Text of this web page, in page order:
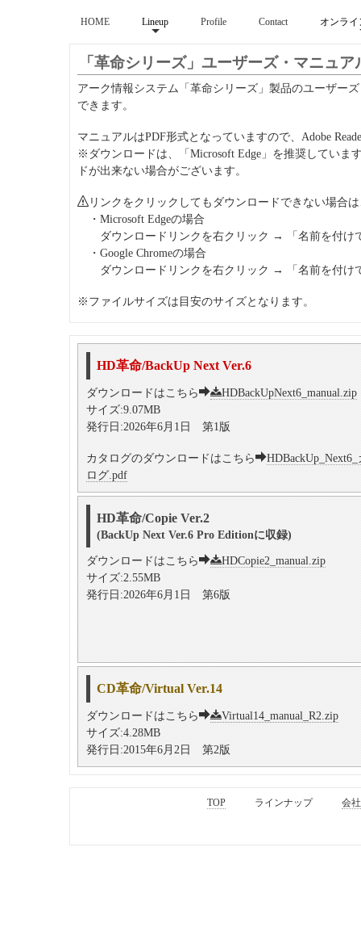
HOME Lineup Profile Contact オンラ
「革命シリーズ」ユーザーズ・マニュ
アーク情報システム「革命シリーズ」製品のユーザー
できます。
マニュアルはPDF形式となっていますので、Adobe
※ダウンロードは、「Microsoft Edge」を推奨していま
ドが出来ない場合がございます。
リンクをクリックしてもダウンロードできない場合
・Microsoft Edgeの場合
ダウンロードリンクを右クリック → 「名前を付け
・Google Chromeの場合
ダウンロードリンクを右クリック → 「名前を付け
※ファイルサイズは目安のサイズとなります。
HD革命/BackUp Next Ver.6
ダウンロードはこちら
HDBackUpNext6_manual.zip
サイズ:9.07MB
発行日:2026年6月1日 第1版
カタログのダウンロードはこちら
HDBackUp_Next6_
ログ.pdf
HD革命/Copie Ver.2
(BackUp Next Ver.6 Pro Editionに収録)
ダウンロードはこちら
HDCopie2_manual.zip
サイズ:2.55MB
発行日:2026年6月1日 第6版
CD革命/Virtual Ver.14
ダウンロードはこちら
Virtual14_manual_R2.zip
サイズ:4.28MB
発行日:2015年6月2日 第2版
TOPラインナップ 会